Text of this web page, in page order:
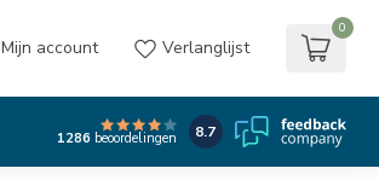
Mijn account Verlanglijst
0
1286 beoordelingen 8.7